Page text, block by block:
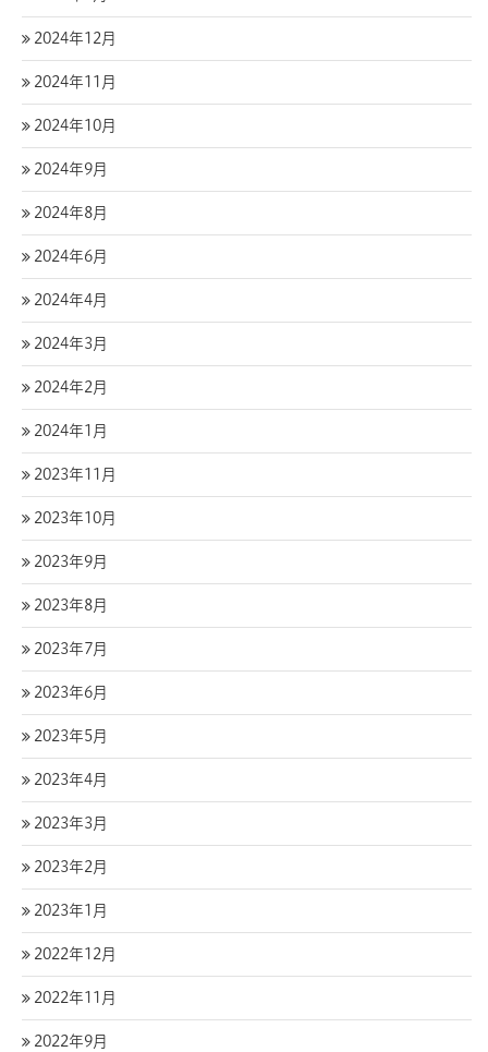
2024年12月
2024年11月
2024年10月
2024年9月
2024年8月
2024年6月
2024年4月
2024年3月
2024年2月
2024年1月
2023年11月
2023年10月
2023年9月
2023年8月
2023年7月
2023年6月
2023年5月
2023年4月
2023年3月
2023年2月
2023年1月
2022年12月
2022年11月
2022年9月